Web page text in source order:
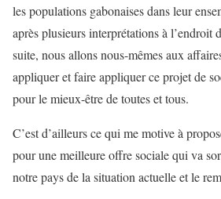
les populations gabonaises dans leur
après plusieurs interprétations à l’endroit
suite, nous allons nous-mêmes aux
appliquer et faire appliquer ce projet de
pour le mieux-être de toutes et tous.
C’est d’ailleurs ce qui me motive à
pour une meilleure offre sociale qui va
notre pays de la situation actuelle et le